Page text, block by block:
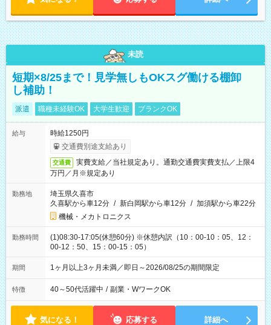
未読
短期×8/25まで！見学無しもOKスグ働ける棚卸
し補助！
派遣 職種未経験OK 大学生歓迎 ブランクOK
給与
時給1250円
交通費別途支給あり
交通費
実費支給／当社規定あり。通勤交通費実費支払／上限4
万円／月※規定あり
勤務地
埼玉県久喜市
久喜駅から車12分 / 新白岡駅から車12分 / 加須駅から車22分
機械・メカトロニクス
勤務時間
(1)08:30-17:05(休憩60分) ※休憩内訳（10：00-10：05、12：
00-12：50、15：00-15：05）
期間 1ヶ月以上3ヶ月未満／即日～2026/08/25の期間限定
特徴 40～50代活躍中 / 副業・WワークOK
気になる！ 応募する 詳細へ